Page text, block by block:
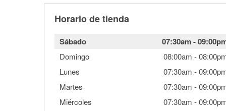
Horario de tienda
Sábado 07:30am-
Domingo 08:00am -
Lunes
07:30am -
Martes
07:30am -
Miércoles
07:30am -